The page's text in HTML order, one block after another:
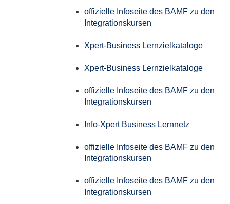
offizielle Infoseite des BAMF zu den
Integrationskursen
Xpert-Business Lernzielkataloge
Xpert-Business Lernzielkataloge
offizielle Infoseite des BAMF zu den
Integrationskursen
Info-Xpert Business Lernnetz
offizielle Infoseite des BAMF zu den
Integrationskursen
offizielle Infoseite des BAMF zu den
Integrationskursen